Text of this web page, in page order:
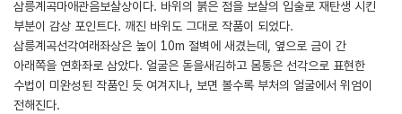
삼릉계곡마애관음보살상이다. 바위의 붉은 점을 보살의 입술로 재탄생 시킨
부분이 감상 포인트다. 깨진 바위도 그대로 작품이 되었다.
삼릉계곡선각여래좌상은 높이 10m 절벽에 새겼는데, 옆으로 금이 간
아래쪽을 연화좌로 삼았다. 얼굴은 돋을새김하고 몸통은 선각으로 표현한
수법이 미완성된 작품인 듯 여겨지나, 보면 볼수록 부처의 얼굴에서 위엄이
전해진다.